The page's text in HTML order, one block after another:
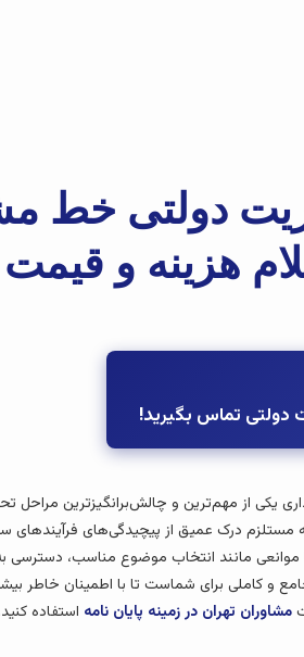
دولتی
هزینه و
دولتی تماس بگیرید!
یکی از مهم‌ترین و چالش‌برانگیزترین مراحل
درک عمیق از پیچیدگی‌های فرآیندهای
مانند انتخاب موضوع مناسب، دسترسی
و کاملی برای شماست تا با اطمینان خاطر
مشاوران تهران در زمینه پایان نامه استفاده کنید.